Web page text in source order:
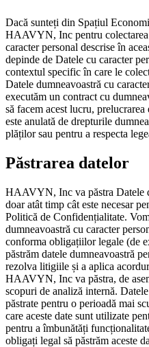
Dacă sunteți din Spațiul
HAAVYN, Inc pentru
caracter personal descrise în
depinde de Datele cu caracter
contextul specific în care le
Datele dumneavoastră cu
executăm un contract cu
să facem acest lucru,
este anulată de drepturile
plăților sau pentru a respecta
Păstrarea datelor
HAAVYN, Inc va păstra Datele
doar atât timp cât este necesar
Politică de Confidențialitate.
dumneavoastră cu caracter
conforma obligațiilor legale (de
păstrăm datele dumneavoastră
rezolva litigiile și a aplica
HAAVYN, Inc va păstra, de
scopuri de analiză internă.
păstrate pentru o perioadă mai
care aceste date sunt utilizate
pentru a îmbunătăți
obligați legal să păstrăm aceste